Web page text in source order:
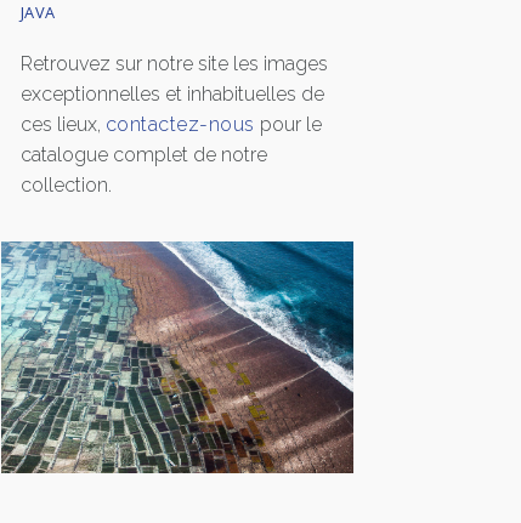
JAVA
Retrouvez sur notre site les images
exceptionnelles et inhabituelles de
ces lieux, contactez-nous pour le
catalogue complet de notre
collection.